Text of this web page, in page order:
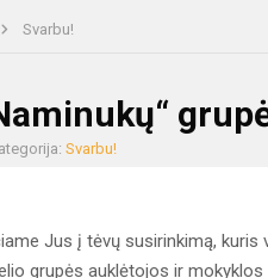
Svarbu!
Svarbu!
Jus į tėvų susirinkimą,
grupės auklėtojos ir